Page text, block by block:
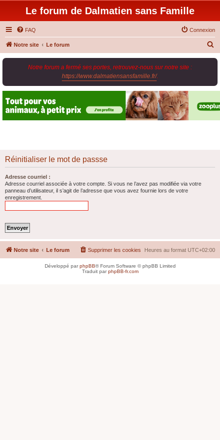
Le forum de Dalmatien sans Famille
FAQ Connexion
Notre site Le forum
e
r
Notre forum a fermé ses portes, retrouvez-nous sur notre site :
https://www.dalmatiensansfamille.fr/.
Réinitialiser le mot de passse
Adresse courriel :
Adresse courriel associée à votre compte. Si vous ne l’avez pas modifiée via votre
panneau d’utilisateur, il s’agit de l’adresse que vous avez fournie lors de votre
enregistrement.
Notre site Le forum Heures au format UTC+02:00
Supprimer les cookies
Développé parphpBB® Forum Software © phpBB Limited
Traduit parphpBB-fr.com